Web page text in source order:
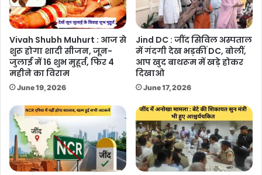
Vivah Shubh Muhurt : आज से
शुरू होगा शादी सीजन, जून-
जुलाई में 16 शुभ मुहूर्त, फिर 4
महीने का विराम
June 19, 2026
Jind DC : जींद सिविल अस्पताल
में गंदगी देख भड़कीं DC, बोलीं,
आप खुद बाथरूम में खड़े होकर
दिखाओ
June 17, 2026